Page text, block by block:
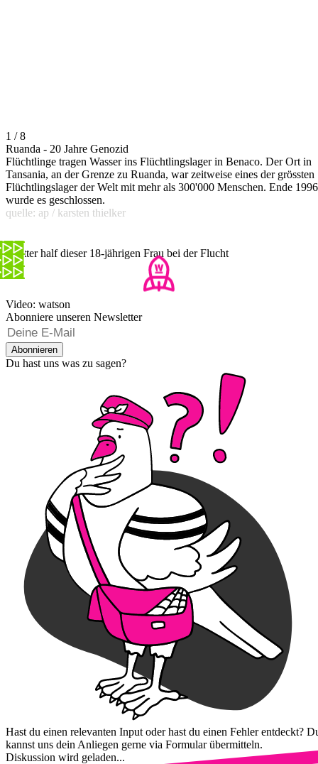
1 / 8
Ruanda - 20 Jahre Genozid
Flüchtlinge tragen Wasser ins Flüchtlingslager in Benaco. Der Ort in
Tansania, an der Grenze zu Ruanda, war zeitweise eines der grössten
Flüchtlingslager der Welt mit mehr als 300'000 Menschen. Ende 1996
wurde es geschlossen.
quelle: ap / karsten thielker
Twitter half dieser 18-jährigen Frau bei der Flucht
Video: watson
Abonniere unseren Newsletter
Abonnieren
Du hast uns was zu sagen?
Hast du einen relevanten Input oder hast du einen Fehler entdeckt?
kannst uns dein Anliegen gerne via Formular übermitteln.
Diskussion wird geladen...